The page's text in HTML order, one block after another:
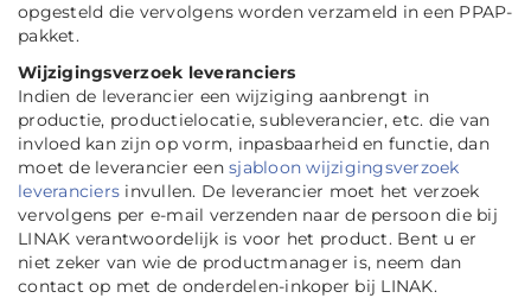
opgesteld die vervolgens worden verzameld in een PPAP-
pakket.
Wijzigingsverzoek leveranciers
Indien de leverancier een wijziging aanbrengt in
productie, productielocatie, subleverancier, etc. die van
invloed kan zijn op vorm, inpasbaarheid en functie, dan
moet de leverancier een sjabloon wijzigingsverzoek
leveranciers invullen. De leverancier moet het verzoek
vervolgens per e-mail verzenden naar de persoon die bij
LINAK verantwoordelijk is voor het product. Bent u er
niet zeker van wie de productmanager is, neem dan
contact op met de onderdelen-inkoper bij LINAK.